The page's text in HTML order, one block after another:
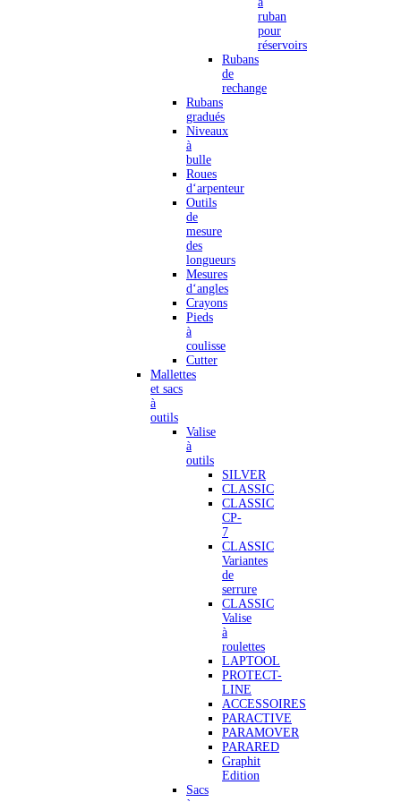
ruban
pour
réservoirs
Rubans
de
rechange
Rubans
gradués
Niveaux
à
bulle
Roues
d‘arpenteur
Outils
de
mesure
des
longueurs
Mesures
d‘angles
Crayons
Pieds
à
coulisse
Cutter
Mallettes
et sacs
à
outils
Valise
à
outils
SILVER
CLASSIC
CLASSIC
CP-
7
CLASSIC
Variantes
de
serrure
CLASSIC
Valise
à
roulettes
LAPTOOL
PROTECT-
LINE
ACCESSOIRES
PARACTIVE
PARAMOVER
PARARED
Graphit
Edition
Sacs